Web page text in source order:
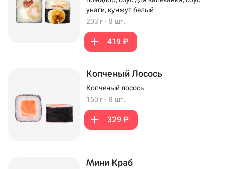
унаги, кунжут белый
203 г · 8 шт.
419 ₽
Копченый Лосось
Копченый лосось
150 г · 8 шт.
329 ₽
Мини Краб